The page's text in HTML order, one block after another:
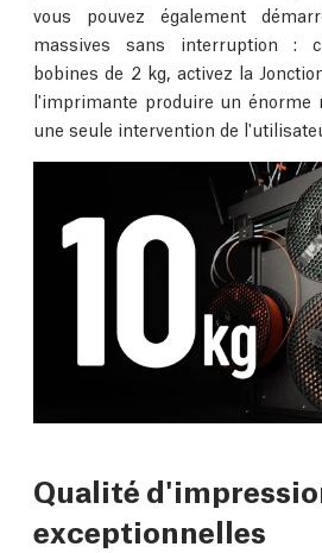
vous pouvez également
massives sans interruption :
bobines de 2 kg, activez la
l'imprimante produire un énorme
une seule intervention de
Qualité
exceptionnelles